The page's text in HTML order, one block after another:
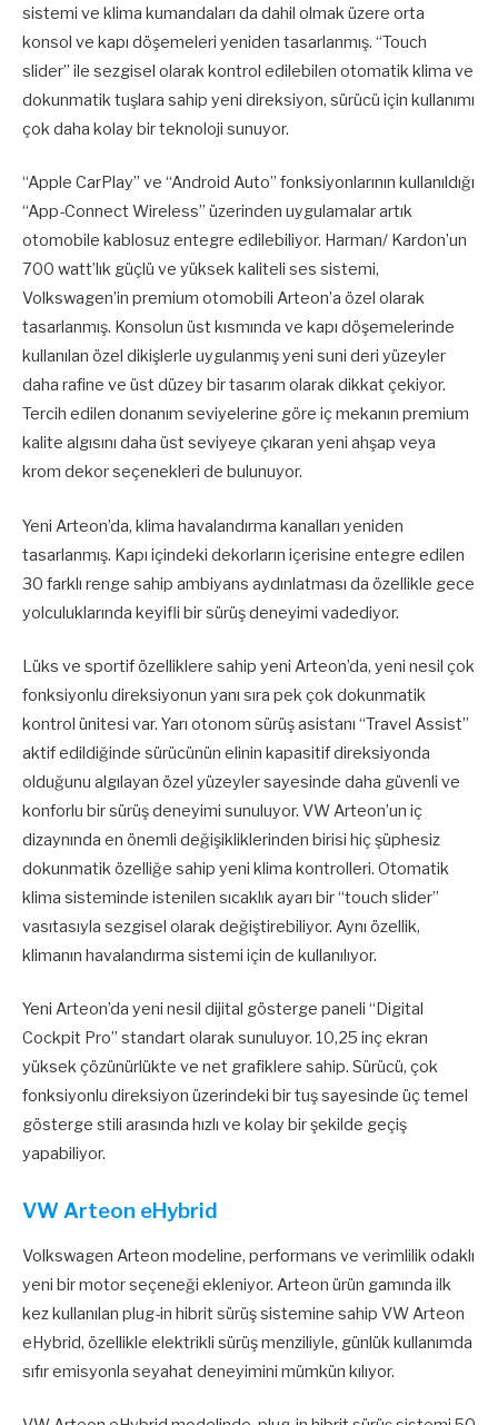
sistemi ve klima kumandaları da dahil olmak üzere orta
konsol ve kapı döşemeleri yeniden tasarlanmış. “Touch
slider” ile sezgisel olarak kontrol edilebilen otomatik klima ve
dokunmatik tuşlara sahip yeni direksiyon, sürücü için kullanımı
çok daha kolay bir teknoloji sunuyor.
“Apple CarPlay” ve “Android Auto” fonksiyonlarının kullanıldığı
“App-Connect Wireless” üzerinden uygulamalar artık
otomobile kablosuz entegre edilebiliyor. Harman/ Kardon’un
700 watt’lık güçlü ve yüksek kaliteli ses sistemi,
Volkswagen’in premium otomobili Arteon’a özel olarak
tasarlanmış. Konsolun üst kısmında ve kapı döşemelerinde
kullanılan özel dikişlerle uygulanmış yeni suni deri yüzeyler
daha rafine ve üst düzey bir tasarım olarak dikkat çekiyor.
Tercih edilen donanım seviyelerine göre iç mekanın premium
kalite algısını daha üst seviyeye çıkaran yeni ahşap veya
krom dekor seçenekleri de bulunuyor.
Yeni Arteon’da, klima havalandırma kanalları yeniden
tasarlanmış. Kapı içindeki dekorların içerisine entegre edilen
30 farklı renge sahip ambiyans aydınlatması da özellikle gece
yolculuklarında keyifli bir sürüş deneyimi vadediyor.
Lüks ve sportif özelliklere sahip yeni Arteon’da, yeni nesil çok
fonksiyonlu direksiyonun yanı sıra pek çok dokunmatik
kontrol ünitesi var. Yarı otonom sürüş asistanı “Travel Assist”
aktif edildiğinde sürücünün elinin kapasitif direksiyonda
olduğunu algılayan özel yüzeyler sayesinde daha güvenli ve
konforlu bir sürüş deneyimi sunuluyor. VW Arteon’un iç
dizaynında en önemli değişikliklerinden birisi hiç şüphesiz
dokunmatik özelliğe sahip yeni klima kontrolleri. Otomatik
klima sisteminde istenilen sıcaklık ayarı bir “touch slider”
vasıtasıyla sezgisel olarak değiştirebiliyor. Aynı özellik,
klimanın havalandırma sistemi için de kullanılıyor.
Yeni Arteon’da yeni nesil dijital gösterge paneli “Digital
Cockpit Pro” standart olarak sunuluyor. 10,25 inç ekran
yüksek çözünürlükte ve net grafiklere sahip. Sürücü, çok
fonksiyonlu direksiyon üzerindeki bir tuş sayesinde üç temel
gösterge stili arasında hızlı ve kolay bir şekilde geçiş
yapabiliyor.
VW Arteon eHybrid
Volkswagen Arteon modeline, performans ve verimlilik odaklı
yeni bir motor seçeneği ekleniyor. Arteon ürün gamında ilk
kez kullanılan plug-in hibrit sürüş sistemine sahip VW Arteon
eHybrid, özellikle elektrikli sürüş menziliyle, günlük kullanımda
sıfır emisyonla seyahat deneyimini mümkün kılıyor.